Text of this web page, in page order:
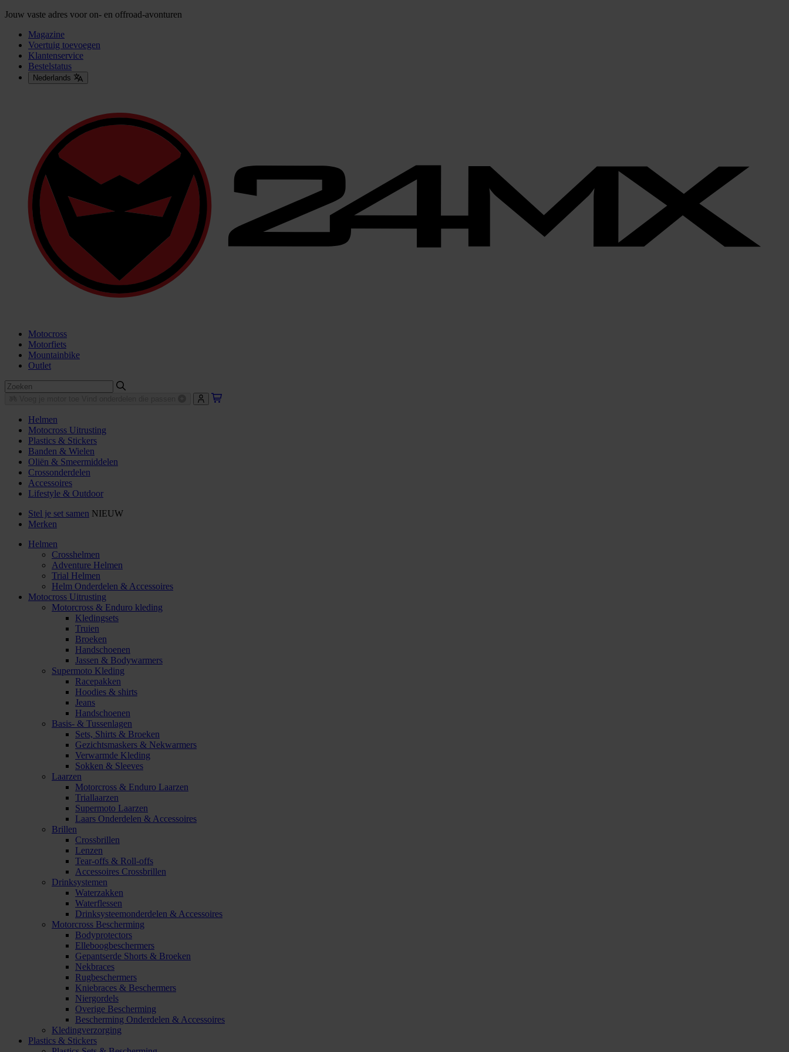
Jouw vaste adres voor on- en offroad-avonturen
Magazine
Voertuig toevoegen
Klantenservice
Bestelstatus
Nederlands
Motocross
Motorfiets
Mountainbike
Outlet
Helmen
Motocross Uitrusting
Plastics & Stickers
Banden & Wielen
Oliën & Smeermiddelen
Crossonderdelen
Accessoires
Lifestyle & Outdoor
Stel je set samen NIEUW
Merken
Helmen
Crosshelmen
Adventure Helmen
Trial Helmen
Helm Onderdelen & Accessoires
Motocross Uitrusting
Motorcross & Enduro kleding
Kledingsets
Truien
Broeken
Handschoenen
Jassen & Bodywarmers
Supermoto Kleding
Racepakken
Hoodies & shirts
Jeans
Handschoenen
Basis- & Tussenlagen
Sets, Shirts & Broeken
Gezichtsmaskers & Nekwarmers
Verwarmde Kleding
Sokken & Sleeves
Laarzen
Motorcross & Enduro Laarzen
Triallaarzen
Supermoto Laarzen
Laars Onderdelen & Accessoires
Brillen
Crossbrillen
Lenzen
Tear-offs & Roll-offs
Accessoires Crossbrillen
Drinksystemen
Waterzakken
Waterflessen
Drinksysteemonderdelen & Accessoires
Motorcross Bescherming
Bodyprotectors
Elleboogbeschermers
Gepantserde Shorts & Broeken
Nekbraces
Rugbeschermers
Kniebraces & Beschermers
Niergordels
Overige Bescherming
Bescherming Onderdelen & Accessoires
Kledingverzorging
Plastics & Stickers